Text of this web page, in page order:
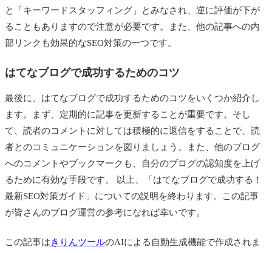
と「キーワードスタッフィング」とみなされ、逆に評価が下が
ることもありますので注意が必要です。また、他の記事への内
部リンクも効果的なSEO対策の一つです。
はてなブログで成功するためのコツ
最後に、はてなブログで成功するためのコツをいくつか紹介し
ます。まず、定期的に記事を更新することが重要です。そし
て、読者のコメントに対しては積極的に返信をすることで、読
者とのコミュニケーションを図りましょう。また、他のブログ
へのコメントやブックマークも、自分のブログの認知度を上げ
るために有効な手段です。 以上、「はてなブログで成功する！
最新SEO対策ガイド」についての説明を終わります。この記事
が皆さんのブログ運営の参考になれば幸いです。
この記事はきりんツールのAIによる自動生成機能で作成されま